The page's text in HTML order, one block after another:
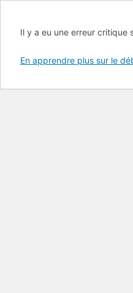
Il y a eu une erreur critique
En apprendre plus sur le